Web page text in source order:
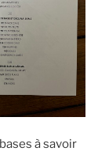
à savoir